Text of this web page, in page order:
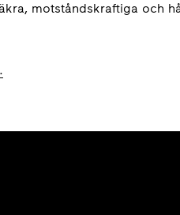
motståndskraftiga och